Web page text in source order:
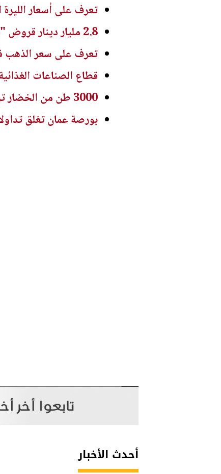
تعرف على أسعار الليرة
2.8 مليار دينار قروض "كشف الراتب" خلال النصف الأول من 2026
تعرف على سعر الذهب
قطاع الصناعات الغذائية يغطي 62 % من
3000 طن من الخضار ترد السوق المركزي
بورصة عمان تغلق
أحدث الأخبار